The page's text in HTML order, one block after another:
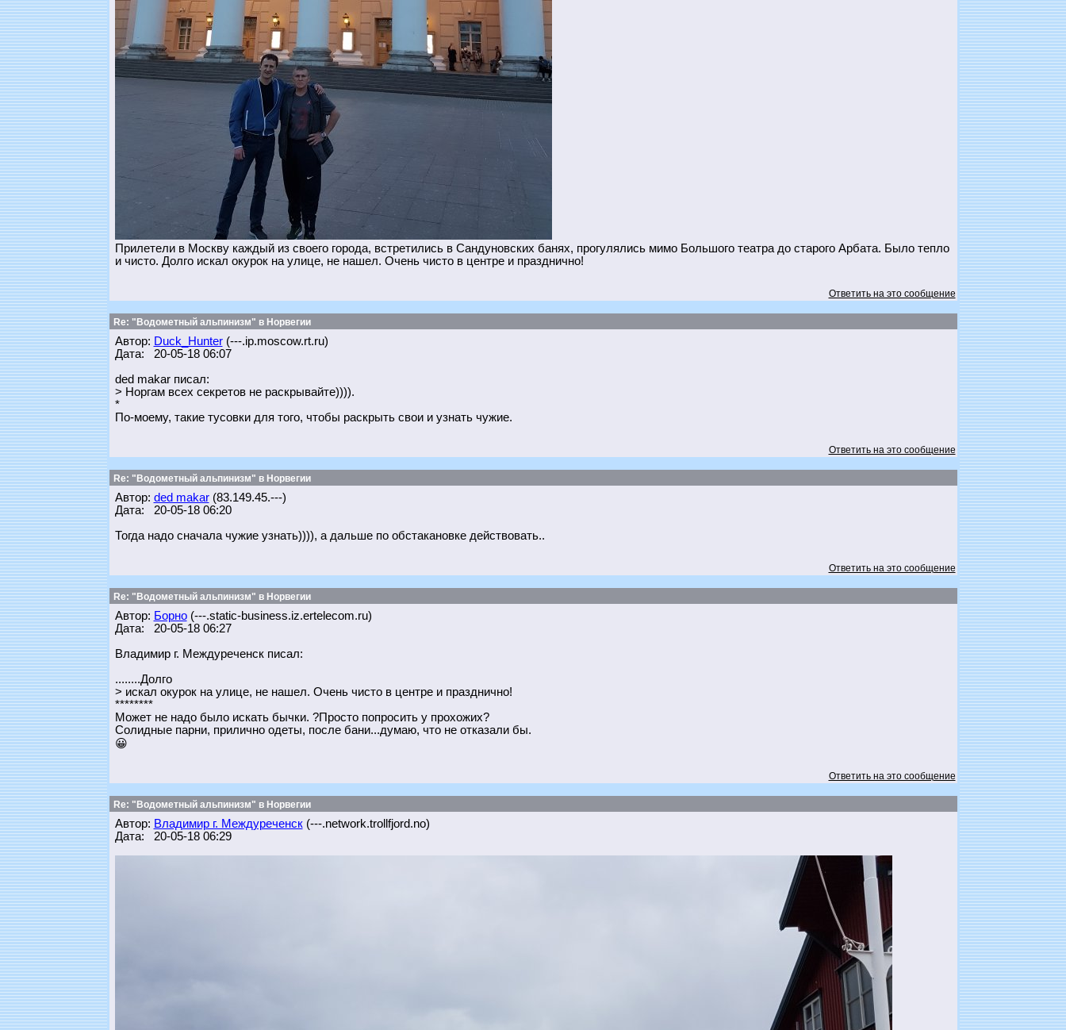
Прилетели в Москву каждый из своего города, встретились в Сандуновских банях, прогулялись мимо Большого театра до старого Арбата. Было тепло
и чисто. Долго искал окурок на улице, не нашел. Очень чисто в центре и празднично!
Ответить на это сообщение
Re: "Водометный альпинизм" в Норвегии
Автор: Duck_Hunter(---.ip.moscow.rt.ru)
Дата: 20-05-18 06:07
ded makar писал:
> Норгам всех секретов не раскрывайте)))).
*
По-моему, такие тусовки для того, чтобы раскрыть свои и узнать чужие.
Ответить на это сообщение
Re: "Водометный альпинизм" в Норвегии
Автор: ded makar(83.149.45.---)
Дата: 20-05-18 06:20
Тогда надо сначала чужие узнать)))), а дальше по обстакановке действовать..
Ответить на это сообщение
Re: "Водометный альпинизм" в Норвегии
Автор: Борно(---.static-business.iz.ertelecom.ru)
Дата: 20-05-18 06:27
Владимир г. Междуреченск писал:
........Долго
> искал окурок на улице, не нашел. Очень чисто в центре и празднично!
********
Может не надо было искать бычки. ?Просто попросить у прохожих?
Солидные парни, прилично одеты, после бани...думаю, что не отказали бы.
😀
Ответить на это сообщение
Re: "Водометный альпинизм" в Норвегии
Автор: Владимир г. Междуреченск(---.network.trollfjord.no)
Дата: 20-05-18 06:29